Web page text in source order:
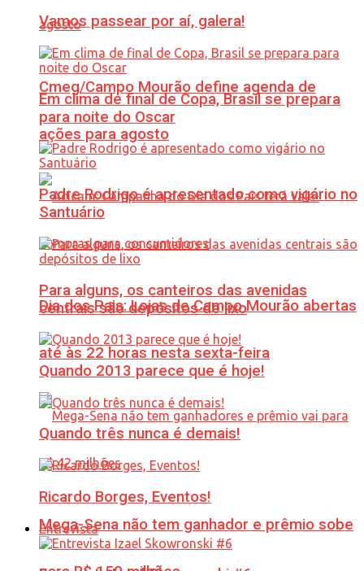
Cmeg/Campo Mourão define agenda de
ações para agosto
Dia dos Pais: Lojas de Campo Mourão abertas
até às 22 horas nesta sexta-feira
Mega-Sena não tem ganhador e prêmio sobe
Vamos passear por aí, galera!
Em clima de final de Copa, Brasil se prepara
para noite do Oscar
Padre Rodrigo é apresentado como vigário no
Santuário
Para alguns, os canteiros das avenidas
centrais são depósitos de lixo
Quando 2013 parece que é hoje!
Quando três nunca é demais!
Ricardo Borges, Eventos!
Entrevista